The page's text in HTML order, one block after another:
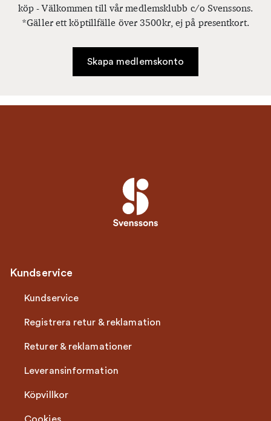
köp - Välkommen till vår medlemsklubb c/o Svenssons.
*Gäller ett köptillfälle över 3500kr, ej på presentkort.
Skapa medlemskonto
Kundservice
Kundservice
Registrera retur & reklamation
Returer & reklamationer
Leveransinformation
Köpvillkor